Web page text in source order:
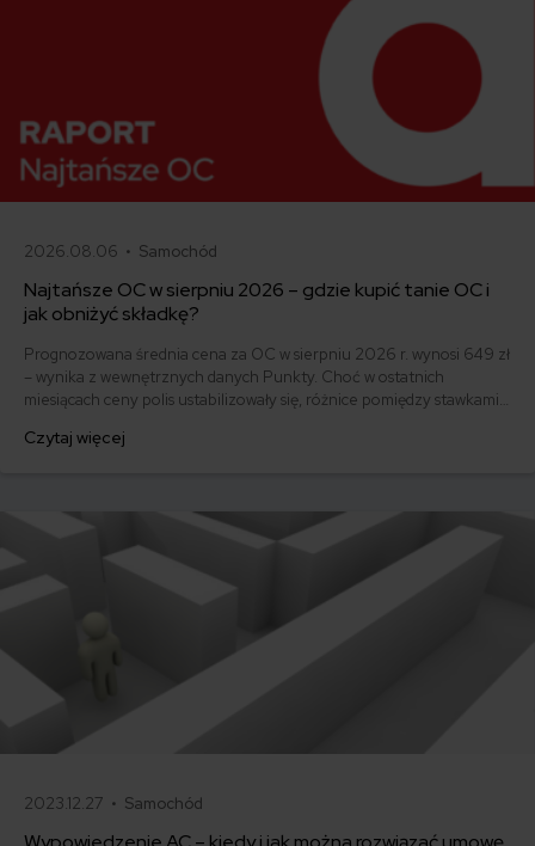
2026.08.06 • Samochód
Najtańsze OC w sierpniu 2026 – gdzie kupić tanie OC i
jak obniżyć składkę?
Prognozowana średnia cena za OC w sierpniu 2026 r. wynosi 649 zł
– wynika z wewnętrznych danych Punkty. Choć w ostatnich
miesiącach ceny polis ustabilizowały się, różnice pomiędzy stawkami
500 zł, inni – powyżej 1500 zł. Gdzie znaleźć najtańsze OC w Polsce
Czytaj więcej
2023.12.27 • Samochód